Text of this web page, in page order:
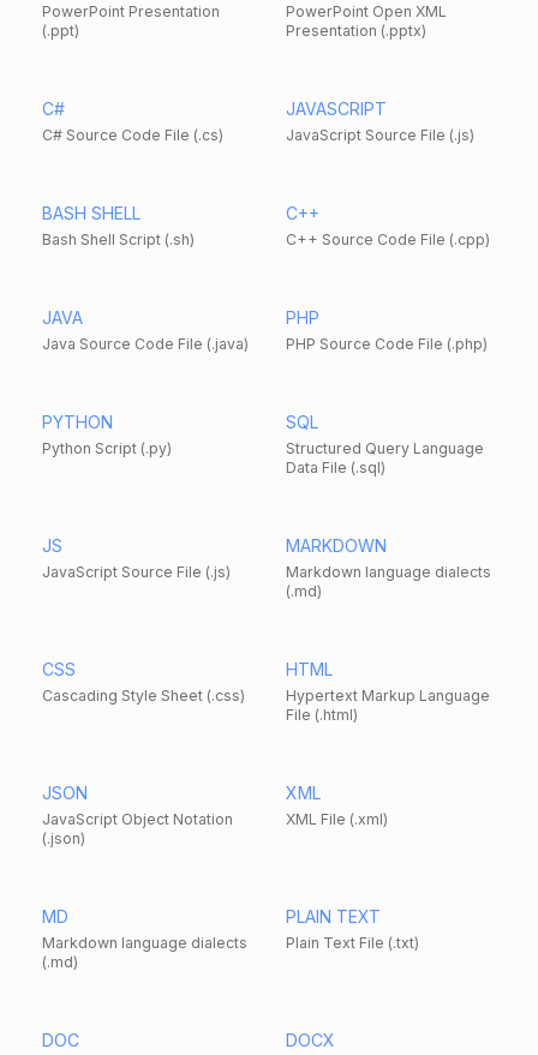
PowerPoint Presentation
(.ppt)
PowerPoint Open XML
Presentation (.pptx)
C#
C# Source Code File (.cs)
JAVASCRIPT
JavaScript Source File (.js)
BASH SHELL
Bash Shell Script (.sh)
C++
C++ Source Code File (.cpp)
JAVA
Java Source Code File (.java)
PHP
PHP Source Code File (.php)
PYTHON
Python Script (.py)
SQL
Structured Query Language
Data File (.sql)
JS
JavaScript Source File (.js)
MARKDOWN
Markdown language dialects
(.md)
CSS
Cascading Style Sheet (.css)
HTML
Hypertext Markup Language
File (.html)
JSON
JavaScript Object Notation
(.json)
XML
XML File (.xml)
MD
Markdown language dialects
(.md)
PLAIN TEXT
Plain Text File (.txt)
DOC DOCX